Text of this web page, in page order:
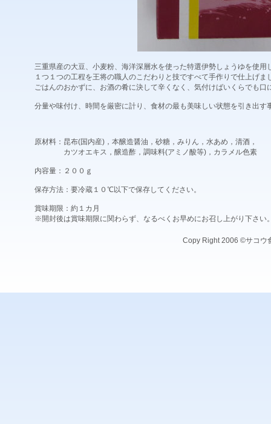
三重県産の大豆、小麦粉、海洋深層水を使った特選伊勢しょうゆを使用
１つ１つの工程を王将の職人のこだわりと技ですべて手作りで仕上げま
ごはんのおかずに、お酒の肴に決して辛くなく、気付けばいくらでも口
分量や味付け、時間を厳密に計り、食材の最も美味しい状態を引き出
原材料：昆布(国内産)，本醸造醤油，砂糖，みりん，水あめ，清酒，
カツオエキス，醸造酢，調味料(アミノ酸等)，カラメル色素
内容量：２００ｇ
保存方法：要冷蔵１０℃以下で保存してください。
賞味期限：約１カ月
※開封後は賞味期限に関わらず、なるべくお早めにお召し上がり下さい
Copy Right 2006 ©サコウ